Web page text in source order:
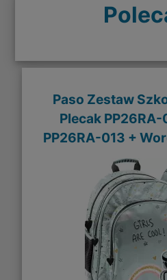
Paso Zestaw
Plecak
PP26RA-013 +